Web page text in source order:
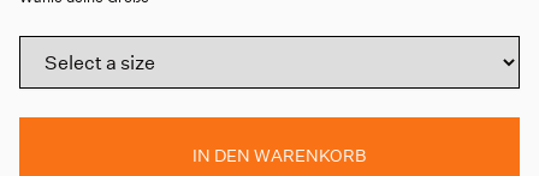
IN DEN WARENKORB